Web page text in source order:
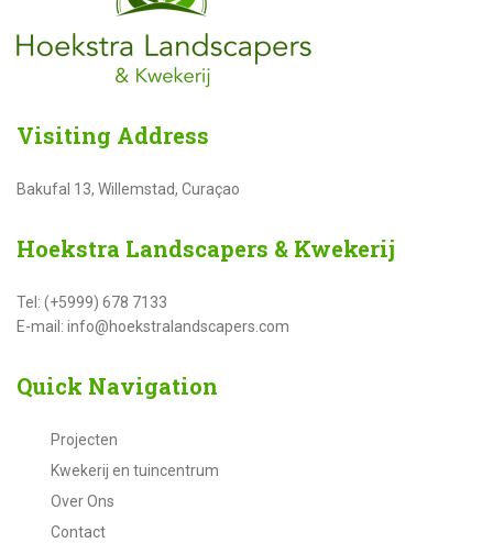
Visiting Address
Bakufal 13, Willemstad, Curaçao
Hoekstra Landscapers & Kwekerij
Tel: (+5999) 678 7133
E-mail: info@hoekstralandscapers.com
Quick Navigation
Projecten
Kwekerij en tuincentrum
Over Ons
Contact